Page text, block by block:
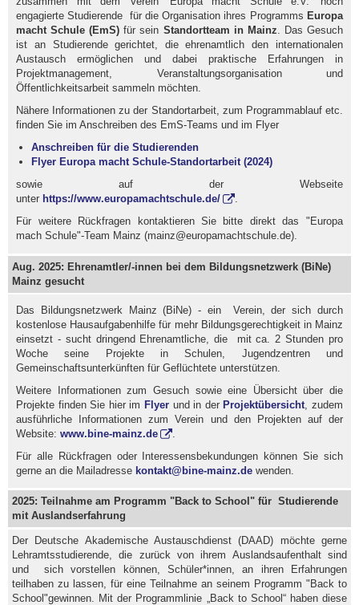
engagierte Studierende für die Organisation ihres Programms Europa
macht Schule (EmS) für sein Standortteam in Mainz. Das Gesuch
ist an Studierende gerichtet, die ehrenamtlich den internationalen
Austausch ermöglichen und dabei praktische Erfahrungen in
Projektmanagement, Veranstaltungsorganisation und
Öffentlichkeitsarbeit sammeln möchten.
Nähere Informationen zu der Standortarbeit, zum Programmablauf etc.
finden Sie im Anschreiben des EmS-Teams und im Flyer
Anschreiben für die Studierenden
Flyer Europa macht Schule-Standortarbeit (2024)
sowie auf der Webseite
unter https://www.europamachtschule.de/
.
Für weitere Rückfragen kontaktieren Sie bitte direkt das "Europa
mach Schule"-Team Mainz (mainz@europamachtschule.de).
Aug. 2025: Ehrenamtler/-innen bei dem Bildungsnetzwerk (BiNe)
Mainz gesucht
Das Bildungsnetzwerk Mainz (BiNe) - ein Verein, der sich durch
kostenlose Hausaufgabenhilfe für mehr Bildungsgerechtigkeit in Mainz
einsetzt - sucht dringend Ehrenamtliche, die mit ca. 2 Stunden pro
Woche seine Projekte in Schulen, Jugendzentren und
Gemeinschaftsunterkünften für Geflüchtete unterstützen.
Weitere Informationen zum Gesuch sowie eine Übersicht über die
Projekte finden Sie hier im Flyer und in derProjektübersicht , zudem
ausführliche Informationen zum Verein und den Projekten auf der
Website:www.bine-mainz.de
Für alle Rückfragen oder Interessensbekundungen können Sie sich
gerne an die Mailadresse kontakt@bine-mainz.de wenden.
2025: Teilnahme am Programm "Back to School" für Studierende
mit Auslandserfahrung
Der Deutsche Akademische Austauschdienst (DAAD) möchte gerne
Lehramtsstudierende, die zurück von ihrem Auslandsaufenthalt sind
und sich vorstellen können, Schüler*innen, an ihren Erfahrungen
teilhaben zu lassen, für eine Teilnahme an seinem Programm "Back to
School"gewinnen. Mit der Programmlinie „Back to School“ haben diese